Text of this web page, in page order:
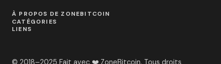
À PROPOS DE ZONEBITCOIN
CATÉGORIES
LIENS
© 2018–2025 Fait avec ❤️ ZoneBitcoin. Tous droits